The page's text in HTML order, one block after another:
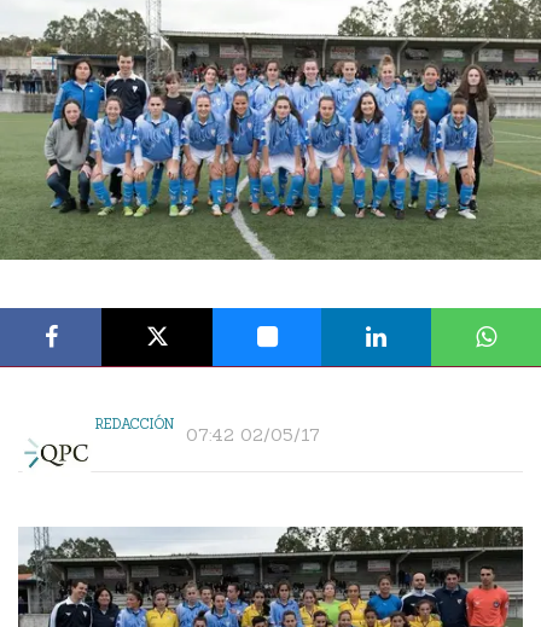
REDACCIÓN 07:42 02/05/17